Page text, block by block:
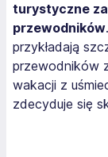
turystyczne
przewodników
przykładają
przewodników
wakacji z
zdecyduje się